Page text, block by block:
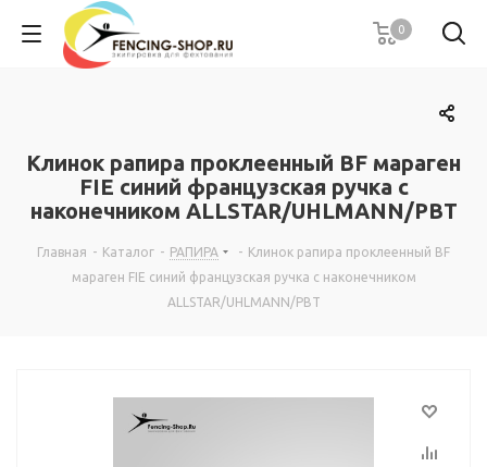
0
Клинок рапира проклеенный BF мараген
FIE синий французская ручка с
наконечником ALLSTAR/UHLMANN/PBT
Главная - Каталог - РАПИРА - Клинок рапира проклеенный BF
мараген FIE синий французская ручка с наконечником
ALLSTAR/UHLMANN/PBT